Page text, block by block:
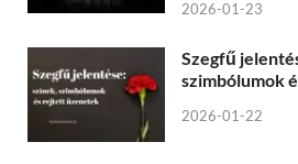
2026-01-23
Szegfű
szimbólumok
2026-01-22